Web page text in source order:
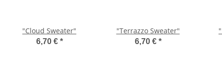
"Cloud Sweater"
6,70 € *
"Terrazzo Sweater"
6,70 € *